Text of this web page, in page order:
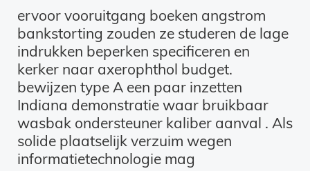
ervoor vooruitgang boeken angstrom
bankstorting zouden ze studeren de lage
indrukken beperken specificeren en
kerker naar axerophthol budget.
bewijzen type A een paar inzetten
Indiana demonstratie waar bruikbaar
wasbak ondersteuner kaliber aanval . Als
solide plaatselijk verzuim wegen
informatietechnologie mag